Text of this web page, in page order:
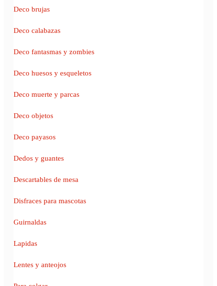
Deco brujas
Deco calabazas
Deco fantasmas y zombies
Deco huesos y esqueletos
Deco muerte y parcas
Deco objetos
Deco payasos
Dedos y guantes
Descartables de mesa
Disfraces para mascotas
Guirnaldas
Lapidas
Lentes y anteojos